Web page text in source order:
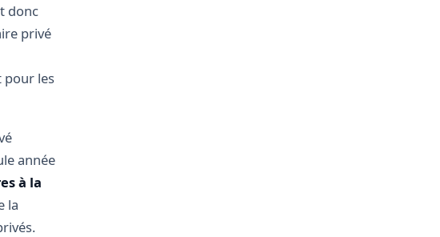
donc
privé
pour les
année
à la
la